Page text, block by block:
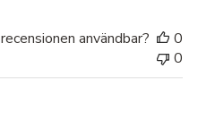
användbar?
0
0